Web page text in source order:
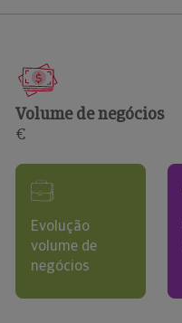
Volume de negócios
€
Evolução
volume de
negócios